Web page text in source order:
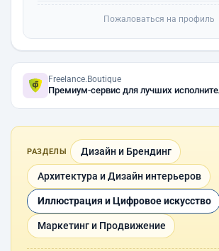
Пожаловаться на профиль
Freelance.Boutique
Премиум-сервис для лучших
РАЗДЕЛЫ Дизайн и Брендинг
Архитектура и Дизайн интерьеров
Иллюстрация и Цифровое искусство
Маркетинг и Продвижение